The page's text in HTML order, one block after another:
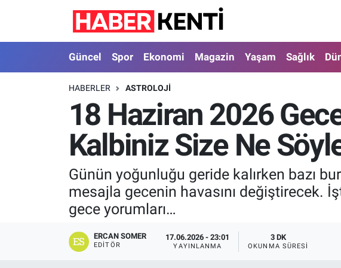
Güncel Spor Ekonomi Magazin Yaşam Sağlık
HABERLER ASTROLOJI
18 Haziran 2026
Kalbiniz Size Ne
Günün yoğunluğu geride kalırken bazı
mesajla gecenin havasını değiştirecek.
gece yorumları…
ERCAN SOMER
EDITÖR
17.06.2026 - 23:01
YAYINLANMA
3 DK
OKUNMA SÜRESI
Güncel
Spor
Ekonomi
Magazin
Nöbetçi Eczaneler
Hava Durumu
İstanbul Namaz Vakitleri
Trafik Durumu
Süper Lig Puan Durumu ve Fikstür
Tüm Manşetler
Son Dakika Haberleri